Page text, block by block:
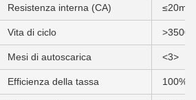
Resistenza interna (CA) ≤20mΩ
Vita di ciclo >3500
Mesi di autoscarica <3>
Efficienza della tassa 100%